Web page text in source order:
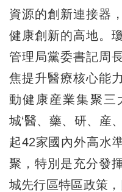
資源的創新連接器
健康創新的高地。
管理局黨委書記周
焦提升醫療核心能
動健康産業集聚三
城‘醫、藥、研、産
起42家國內外高水
聚，特別是充分發
城先行區特區政策